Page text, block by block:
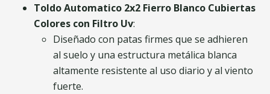
Toldo Automatico 2x2 Fierro Blanco Cubiertas
Colores con Filtro Uv:
Diseñado con patas firmes que se adhieren
al suelo y una estructura metálica blanca
altamente resistente al uso diario y al viento
fuerte.